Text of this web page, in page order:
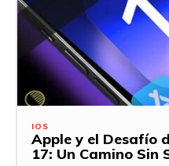
IOS
Apple y el Desafío
17: Un Camino Sin